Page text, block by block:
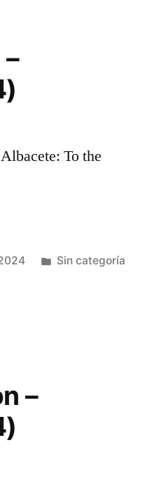
To the
Publicada
Sin categoría
–